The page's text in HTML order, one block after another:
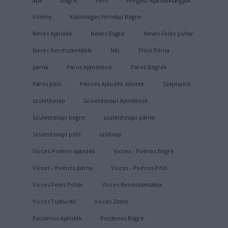
Kötény Különleges formájú Bögre
Neves Ajándék Neves Bögre Neves Feles pohár
Neves Rendszámtábla Női Plüss Párna
párna Páros Ajándékok Páros Bögrék
Páros póló Pénzes Ajándék ötletek Szájmaszk
születésnap Születésnapi Ajándékok
Születésnapi bögre születésnapi párna
Születésnapi póló szülinap
Vicces-Poénos ajándék Vicces - Poénos Bögre
Vicces - Poénos párna Vicces - Poénos Póló
Vicces Feles Pohár Vicces Rendszámtábla
Vicces Tusfürdő Vicces Zokni
Évszámos Ajándék Évszámos Bögre